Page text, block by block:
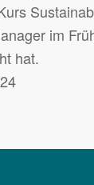
im
hat.